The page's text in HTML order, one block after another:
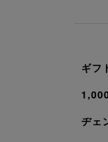
ギフ
ヂェ